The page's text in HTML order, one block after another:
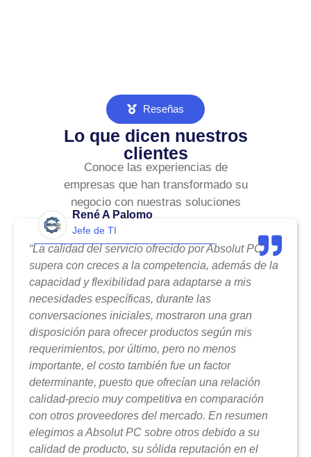
Reseñas
Lo que dicen nuestros
clientes
Conoce las experiencias de
empresas que han transformado su
negocio con nuestras soluciones
René A Palomo
Jefe de TI
“La calidad del servicio ofrecido por Absolut PC
supera con creces a la competencia, además de la
capacidad y flexibilidad para adaptarse a mis
necesidades específicas, durante las
conversaciones iniciales, mostraron una gran
disposición para ofrecer productos según mis
requerimientos, por último, pero no menos
importante, el costo también fue un factor
determinante, puesto que ofrecían una relación
calidad-precio muy competitiva en comparación
con otros proveedores del mercado. En resumen
elegimos a Absolut PC sobre otros debido a su
calidad de producto, su sólida reputación en el